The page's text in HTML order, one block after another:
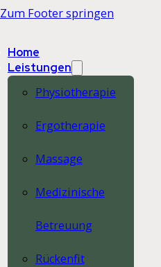
Zum Footer springen
Home
Leistungen
Physiotherapie
Ergotherapie
Massage
Medizinische
Betreuung
Rückenfit